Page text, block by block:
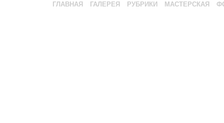
ГЛАВНАЯ ГАЛЕРЕЯ РУБРИКИ МАСТЕРСКАЯ